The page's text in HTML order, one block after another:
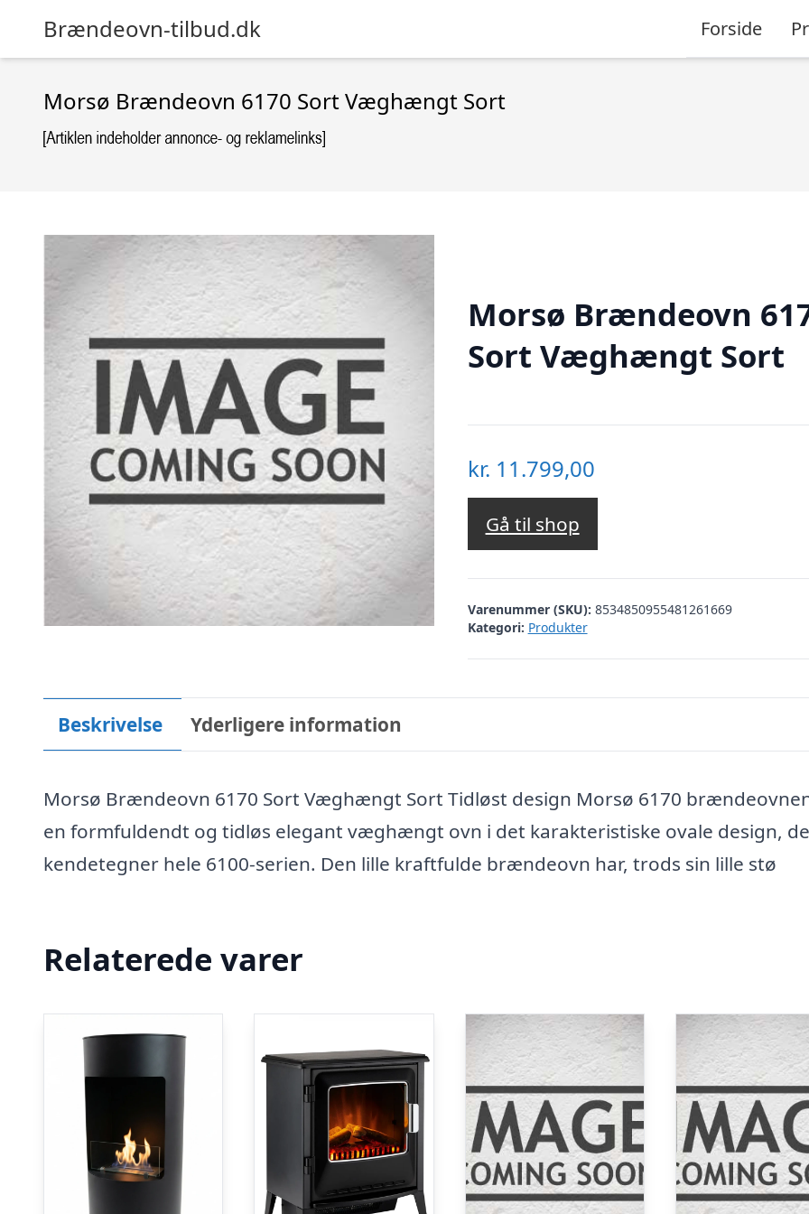
Brændeovn-tilbud.dk Forside
Morsø Brændeovn 6170 Sort Væghængt Sort
Morsø Brændeovn
Sort Væghængt Sort
kr. 11.799,00
Gå til shop
Varenummer (SKU): 8534850955481261669
Kategori: Produkter
Beskrivelse Yderligere information
Morsø Brændeovn 6170 Sort Væghængt Sort Tidløst design Morsø 6170
en formfuldendt og tidløs elegant væghængt ovn i det karakteristiske ovale design,
kendetegner hele 6100-serien. Den lille kraftfulde brændeovn har, trods sin lille stø
Relaterede varer